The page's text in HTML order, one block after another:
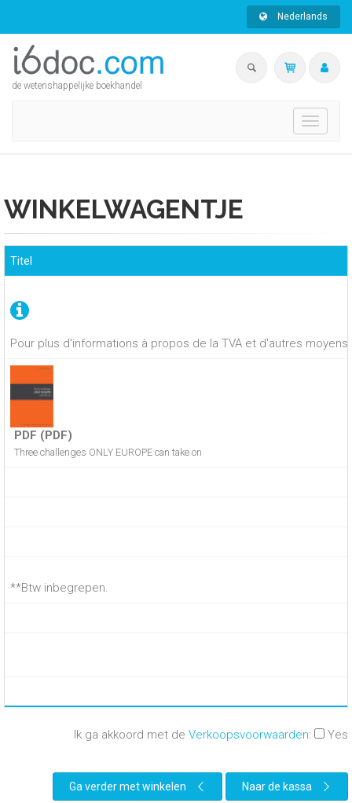
Nederlands
de wetenshappelijke boekhandel
Toggle
WINKELWAGENTJE
Pour plus d'informations à propos de la TVA et d'autres
Titel
PDF (PDF)
Three challenges ONLY EUROPE can take on
**Btw inbegrepen.
Ik ga akkoord met de Verkoopsvoorwaarden: Yes
Ga verder met winkelen Naar de kassa